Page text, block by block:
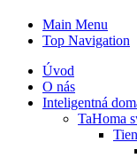
Main Menu
Top Navigation
Úvod
O nás
Inteligentná
TaHoma